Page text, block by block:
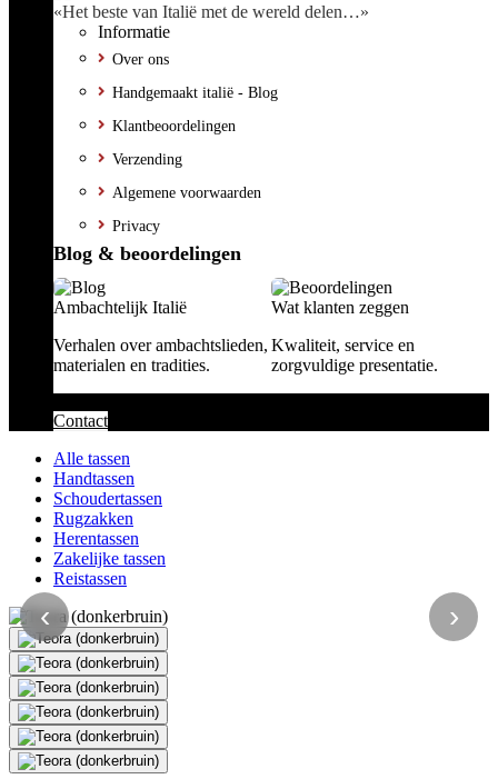
«Het beste van Italië met de wereld delen…»
Informatie
Over ons
Handgemaakt italië - Blog
Klantbeoordelingen
Verzending
Algemene voorwaarden
Privacy
Blog & beoordelingen
Ambachtelijk Italië
Verhalen over ambachtslieden,
materialen en tradities.
Wat klanten zeggen
Kwaliteit, service en
zorgvuldige presentatie.
Contact
Alle tassen
Handtassen
Schoudertassen
Rugzakken
Herentassen
Zakelijke tassen
Reistassen
‹ ›